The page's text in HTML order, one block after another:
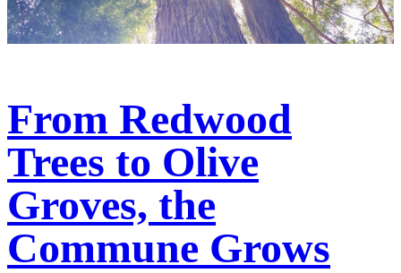
From Redwood
Trees to Olive
Groves, the
Commune Grows